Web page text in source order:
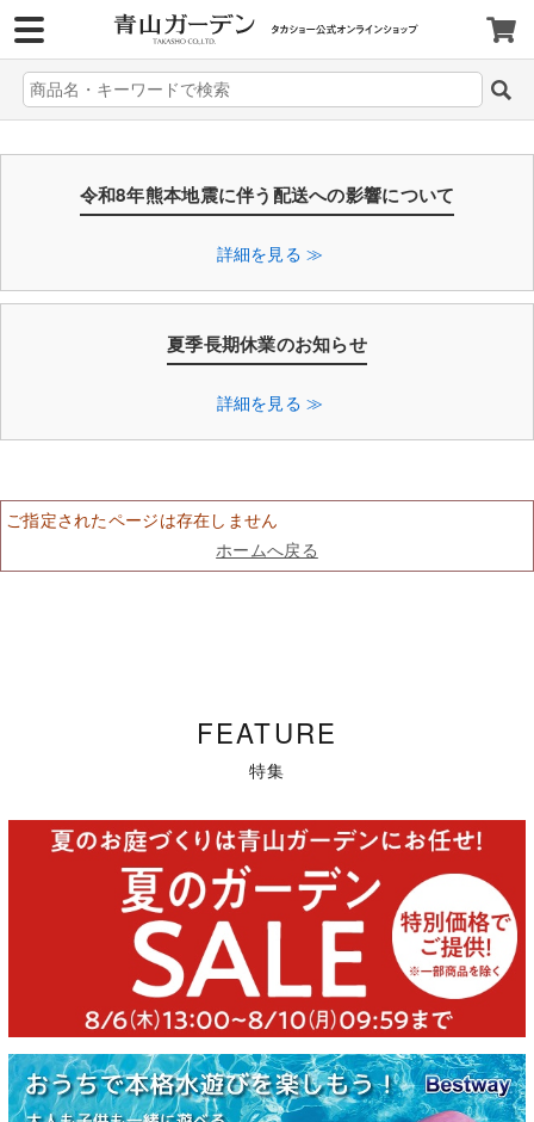
令和8年熊本地震に伴う配送への影響について
詳細を見る ≫
夏季長期休業のお知らせ
詳細を見る ≫
ご指定されたページは存在しません
ホームへ戻る
FEATURE
特集